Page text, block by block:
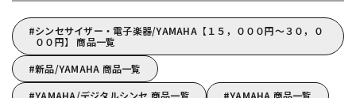
シンセサイザー・電子楽器/YAMAHA【１５，０００円～３０，０
００円】 商品一覧
新品/YAMAHA 商品一覧
YAMAHA/デジタルシンセ 商品一覧
YAMAHA 商品一覧